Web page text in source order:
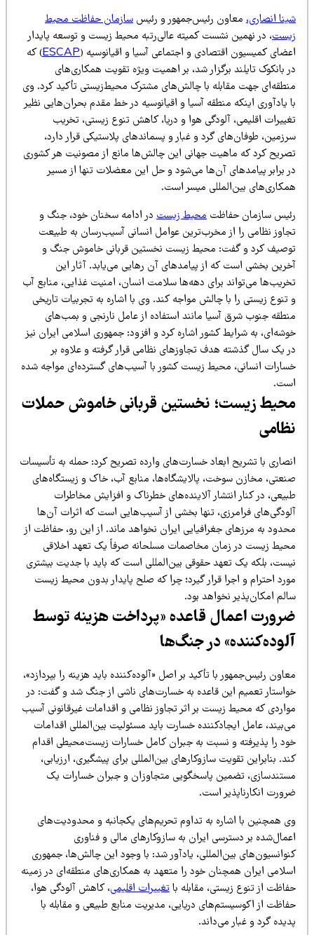
انصاری،معاون رئیس‌جمهور و رئیسسازمان حفاظت محیط
، در نهمین نشست کمیته عالی‌رتبه محیط زیست و توسعه پایدار
کمیسیون اقتصادی و اجتماعی آسیا و اقیانوسیه (ESCAP) که
بانکوک تایلند برگزار شد، بر اهمیت ویژه تقویت همکاری‌های
جهت مقابله با چالش‌های مشترک محیط‌زیستی تأکید کرد. وی
یادآوری اینکه منطقه آسیا و اقیانوسیه در خط مقدم بحران‌هایی نظیر
اقلیمی، آلودگی هوا و دریا، کاهش تنوع زیستی، تخریب
طوفان‌های گرد و غبار و پسماندهای پلاستیکی قرار دارد،
کرد که ماهیت جهانی این چالش‌ها مانع از مصونیت هر کشوری
برابر پیامدهای آن‌ها می‌شود و حل این معضلات تنها از مسیر
بین‌المللی میسر است.
سازمان حفاظتمحیط زیستدر ادامه سخنان خود، جنگ و
نظامی را از مخرب‌ترین عوامل انسانی آسیب‌رسان به طبیعت
کرد و گفت: محیط زیست نخستین قربانی خاموش جنگ و
بخشی است که از پیامدهای آن رهایی می‌یابد. آثار این
می‌تواند برای دهه‌ها سلامت انسان، امنیت غذایی، منابع آب
تنوع زیستی را با چالش مواجه کند. وی با اشاره به تجربیات تاریخی
جنوب شرق آسیا مانند استفاده از عامل نارنجی و بمب‌های
به شرایط کشور اشاره کرد و افزود: جمهوری اسلامی ایران نیز
یک سال گذشته هدف تجاوزهای نظامی قرار گرفته و علاوه بر
انسانی، محیط زیست کشور با آسیب‌های گسترده‌ای مواجه شده
زیست؛ نخستین قربانی خاموش حملات
با تشریح ابعاد خسارت‌های وارده تصریح کرد: حمله به تأسیسات
مخازن سوخت، پالایشگاه‌ها، منابع آب، خاک و زیستگاه‌های
در کنار انتشار آلاینده‌های خطرناک و افزایش مخاطرات
فرامرزی، تنها بخشی از آسیب‌هایی است که اثرات آن‌ها
به مرزهای جغرافیایی ایران نخواهد ماند. از این رو، حفاظت از
زیست در زمان مخاصمات مسلحانه صرفاً یک تعهد اخلاقی
بلکه یک تعهد حقوقی بین‌المللی است که باید با جدیت بیشتری
احترام و اجرا قرار گیرد؛ چرا که صلح پایدار بدون محیط زیست
امکان‌پذیر نخواهد بود.
اعمال قاعده «پرداخت هزینه توسط
در جنگ‌ها
رئیس‌جمهور با تأکید بر اصل «آلوده‌کننده باید هزینه را بپردازد»،
تعمیم این قاعده به خسارت‌های ناشی از جنگ شد و گفت: در
که محیط زیست بر اثر تجاوز نظامی و اقدامات غیرقانونی آسیب
عامل ایجادکننده خسارت باید مسئولیت بین‌المللی اقدامات
را پذیرفته و نسبت به جبران کامل خسارات زیست‌محیطی اقدام
بنابراین تقویت سازوکارهای بین‌المللی برای پیشگیری، ارزیابی،
تضمین پاسخگویی متجاوزان و جبران خسارات یک
انکارناپذیر است.
همچنین با اشاره به تداوم تحریم‌های یکجانبه و محدودیت‌های
بر دسترسی ایران به سازوکارهای مالی و فناوری
بین‌المللی، یادآور شد: با وجود این چالش‌ها، جمهوری
ایران همچنان خود را متعهد به همکاری‌های منطقه‌ای در زمینه
از تنوع زیستی، مقابله باتغییرات اقلیمی، کاهش آلودگی هوا،
از اکوسیستم‌های دریایی، مدیریت منابع طبیعی و مقابله با
گرد و غبار می‌داند.